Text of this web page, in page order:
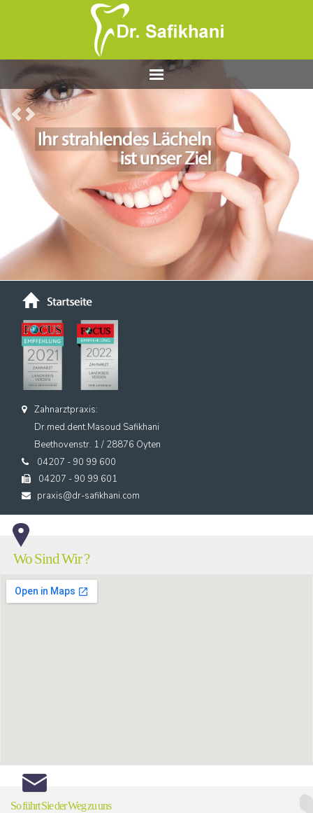
Zahnarztpraxis:
Dr.med.dent.Masoud Safikhani
Beethovenstr. 1 / 28876 Oyten
04207 - 90 99 600
04207 - 90 99 601
praxis@dr-safikhani.com
Wo Sind Wir ?
So führt Sie der Weg zu uns